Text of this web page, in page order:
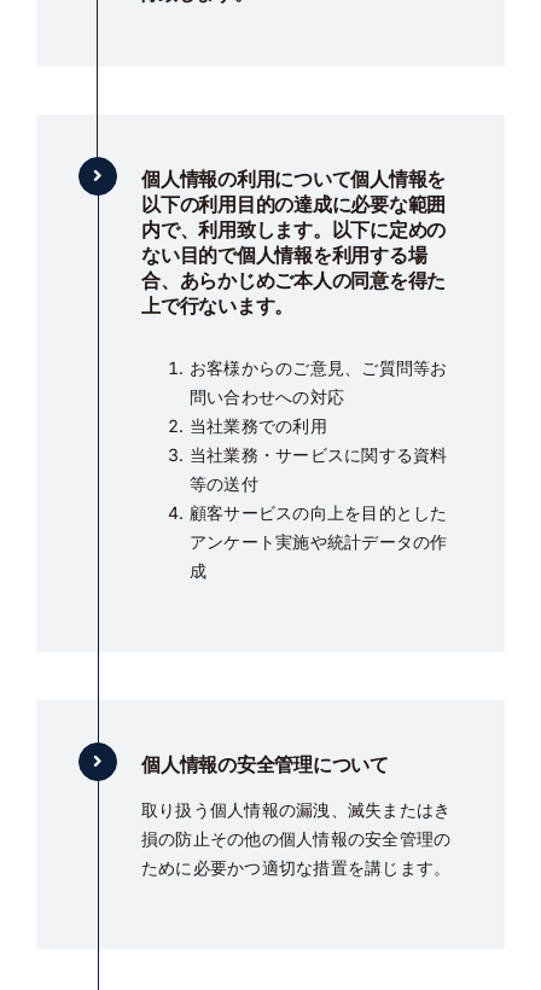
個人情報の利用について個人情報を
以下の利用目的の達成に必要な範囲
内で、利用致します。以下に定めの
ない目的で個人情報を利用する場
合、あらかじめご本人の同意を得た
上で行ないます。
お客様からのご意見、ご質問等お
問い合わせへの対応
当社業務での利用
当社業務・サービスに関する資料
等の送付
顧客サービスの向上を目的とした
アンケート実施や統計データの作
成
個人情報の安全管理について
取り扱う個人情報の漏洩、滅失またはき
損の防止その他の個人情報の安全管理の
ために必要かつ適切な措置を講じます。